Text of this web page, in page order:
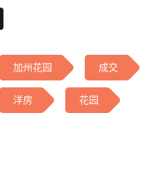
加州花园 成交
洋房 花园